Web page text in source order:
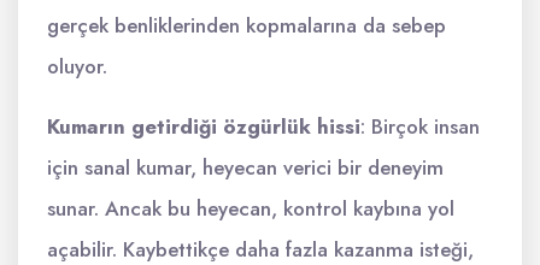
gerçek benliklerinden kopmalarına da sebep
oluyor.
Kumarın getirdiği özgürlük hissi: Birçok insan
için sanal kumar, heyecan verici bir deneyim
sunar. Ancak bu heyecan, kontrol kaybına yol
açabilir. Kaybettikçe daha fazla kazanma isteği,